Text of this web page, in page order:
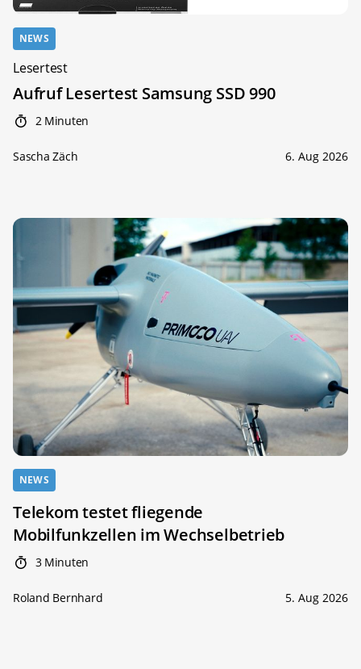
NEWS
Lesertest
Aufruf Lesertest Samsung SSD 990
2 Minuten
Sascha Zäch 6. Aug 2026
NEWS
Telekom testet fliegende
Mobilfunkzellen im Wechselbetrieb
3 Minuten
Roland Bernhard 5. Aug 2026